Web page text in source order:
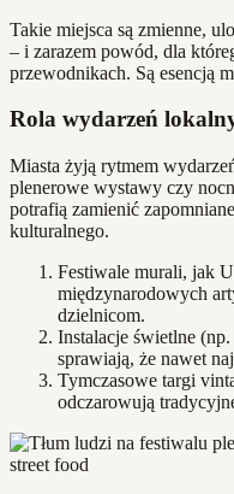
Takie miejsca są zmienne,
– i zarazem powód, dla
przewodnikach. Są esencją
Rola wydarzeń
Miasta żyją rytmem
plenerowe wystawy czy
potrafią zamienić
kulturalnego.
Festiwale murali, jak
międzynarodowych
dzielnicom.
Instalacje świetlne
sprawiają, że nawet
Tymczasowe targi
odczarowują